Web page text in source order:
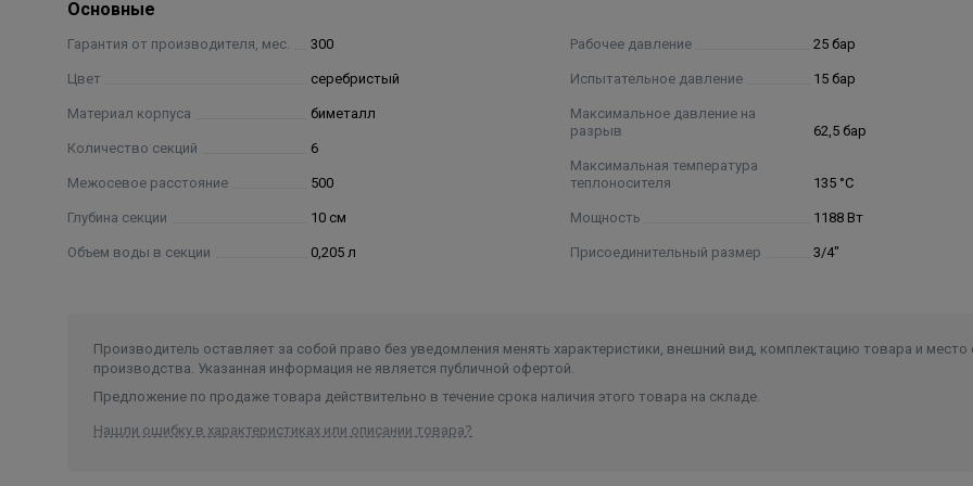
Мелодия тепла в исполнении PIANOFORTE Серебристый звучит лаконично, сдержанно и величественно,
пространство божественными и чарующими звуками капеллы Ave Maria Laudi.
Особенности модели PianoForte
Запатентованный эксклюзивный дизайн PIANOFORTE. Патент №144024
Примененный в конструкции эффект чередования секций с разными углами наклона идеально подчеркивает
индивидуальность владельца и за счет фронтальных конвективных окон увеличивает теплоотдачу радиатора
Полностью стальной коллектор нового поколения ABSOLUTBIMETALL ®
Повышенная мощность, технология POWERSHIFT. Патент №122469
Дополнительное оребрение на вертикальном коллекторе секции увеличивает теплоотдачу радиатора на 5%.
Основные
Гарантия от производителя, мес. 300
Цвет серебристый
Материал корпуса биметалл
Количество секций 6
Межосевое расстояние 500
Глубина секции 10 см
Объем воды в секции 0,205 л
Рабочее давление 25 бар
Испытательное давление 15 бар
Максимальное давление на
разрыв
62,5 бар
Максимальная температура
теплоносителя
135 °C
Мощность 1188 Вт
Присоединительный размер 3/4"
Производитель оставляет за собой право без уведомления менять характеристики, внешний вид, комплектацию товара и место
производства. Указанная информация не является публичной офертой.
Предложение по продаже товара действительно в течение срока наличия этого товара на складе.
Нашли ошибку в характеристиках или описании товара?